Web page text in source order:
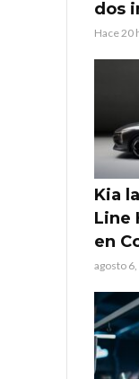
dos
Hace 20
Kia
Line
en
agosto